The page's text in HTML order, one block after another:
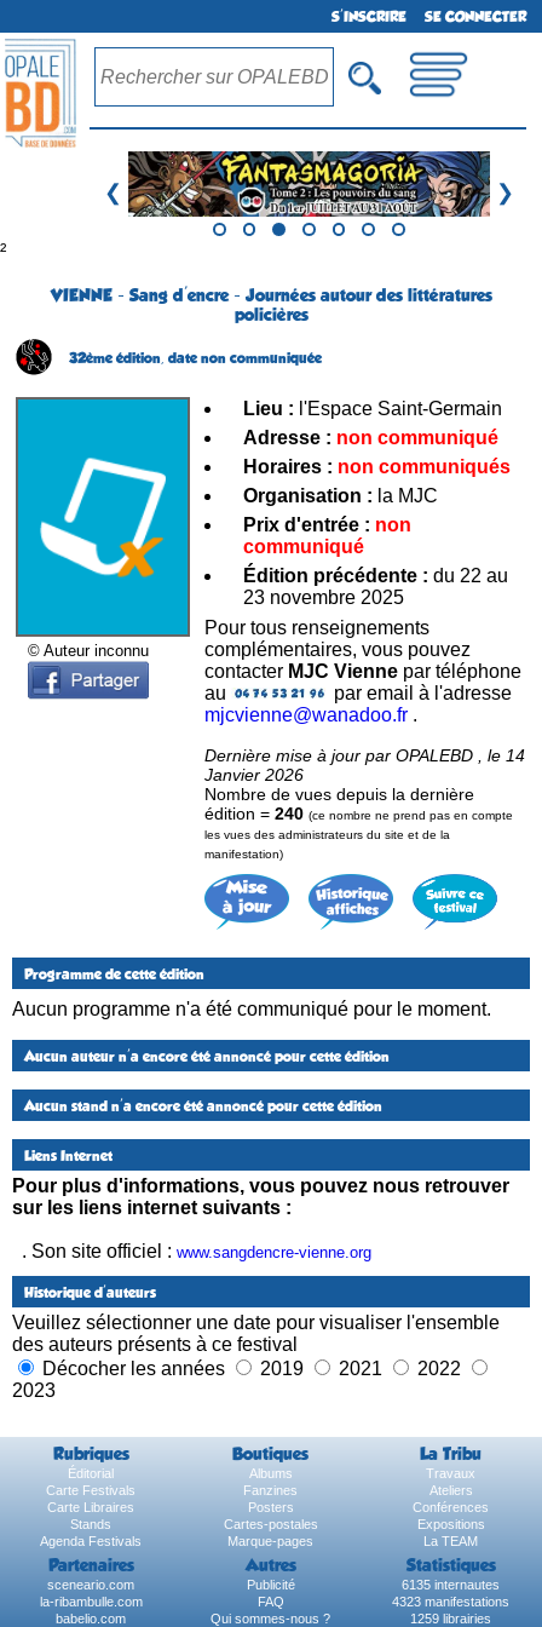
S'INSCRIRE SE CONNECTER
❮ ❯
²
VIENNE - Sang d'encre - Journées autour des littératures
policières
32ème édition, date non communiquée
© Auteur inconnu
Lieu : l'Espace Saint-Germain
Adresse : non communiqué
Horaires : non communiqués
Organisation : la MJC
Prix d'entrée : non
communiqué
Édition précédente : du 22 au
23 novembre 2025
Pour tous renseignements
complémentaires, vous pouvez
contacter MJC Vienne par téléphone
au
par email à l'adresse
mjcvienne@wanadoo.fr .
Dernière mise à jour par OPALEBD , le 14
Janvier 2026
Nombre de vues depuis la dernière
édition = 240 (ce nombre ne prend pas en compte
les vues des administrateurs du site et de la
manifestation)
Programme de cette édition
Aucun programme n'a été communiqué pour le moment.
Aucun auteur n'a encore été annoncé pour cette édition
Aucun stand n'a encore été annoncé pour cette édition
Liens Internet
Pour plus d'informations, vous pouvez nous retrouver
sur les liens internet suivants :
. Son site officiel : www.sangdencre-vienne.org
Historique d'auteurs
Veuillez sélectionner une date pour visualiser l'ensemble
des auteurs présents à ce festival
Décocher les années
2019 2021
2022
2023
Rubriques Boutiques La Tribu
Éditorial Albums
Travaux
Carte Festivals
Fanzines
Ateliers
Carte Libraires
Posters
Conférences
Stands
Cartes-postales
Expositions
Agenda Festivals
Marque-pages La TEAM
Partenaires Autres Statistiques
sceneario.com Publicité
6135 internautes
la-ribambulle.com
FAQ
4323 manifestations
babelio.com
Qui sommes-nous ? 1259 librairies